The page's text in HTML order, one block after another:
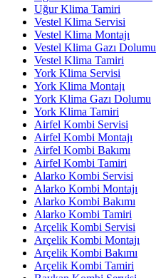
Uğur Klima Tamiri
Vestel Klima Servisi
Vestel Klima Montajı
Vestel Klima Gazı Dolumu
Vestel Klima Tamiri
York Klima Servisi
York Klima Montajı
York Klima Gazı Dolumu
York Klima Tamiri
Airfel Kombi Servisi
Airfel Kombi Montajı
Airfel Kombi Bakımı
Airfel Kombi Tamiri
Alarko Kombi Servisi
Alarko Kombi Montajı
Alarko Kombi Bakımı
Alarko Kombi Tamiri
Arçelik Kombi Servisi
Arçelik Kombi Montajı
Arçelik Kombi Bakımı
Arçelik Kombi Tamiri